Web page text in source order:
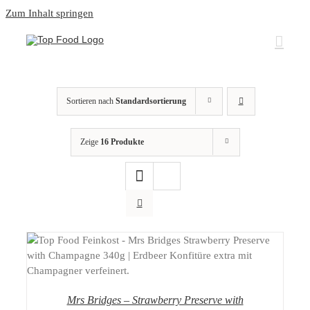
Zum Inhalt springen
Sortieren nach Standardsortierung
Zeige 16 Produkte
DETAILS
Mrs Bridges – Strawberry Preserve with